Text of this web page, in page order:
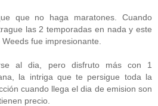
que no haga maratones. Cuando
las 2 temporadas en nada y este
fue impresionante.
al dia, pero disfruto más con 1
la intriga que te persigue toda la
cuando llega el dia de emision son
precio.